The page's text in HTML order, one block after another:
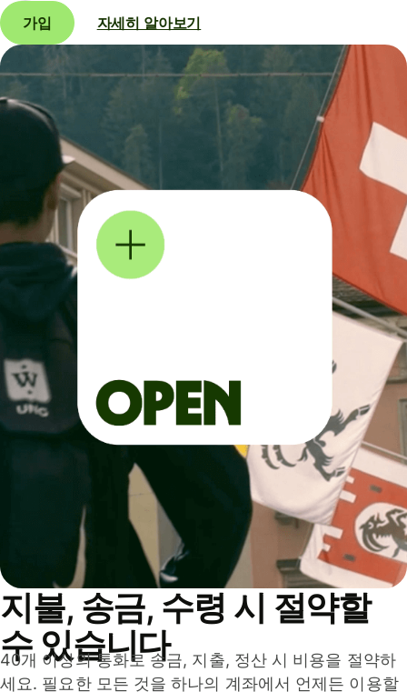
가입 자세히 알아보기
지불, 송금, 수령 시 절약할
수 있습니다
40개 이상의 통화로 송금, 지출, 정산 시 비용을 절약하
세요. 필요한 모든 것을 하나의 계좌에서 언제든 이용할